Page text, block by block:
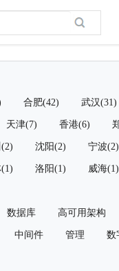
合肥(42) 武汉(31)
天津(7) 香港(6)
沈阳(2) 宁波(2)
洛阳(1) 威海(1)
数据库 高可用架构
中间件 管理 数